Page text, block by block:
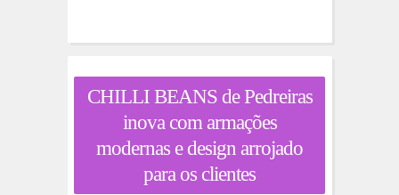
CHILLI BEANS de Pedreiras
inova com armações
modernas e design arrojado
para os clientes